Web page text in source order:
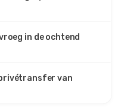
en het werkte
Na 7 uur kwamen
in de ochtend
van